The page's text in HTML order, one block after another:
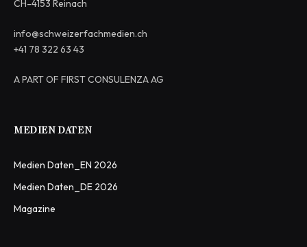
CH-4153 Reinach
info@schweizerfachmedien.ch
+41 78 322 63 43
A PART OF FIRST CONSULENZA AG
MEDIEN DATEN
Medien Daten_EN 2026
Medien Daten_DE 2026
Magazine